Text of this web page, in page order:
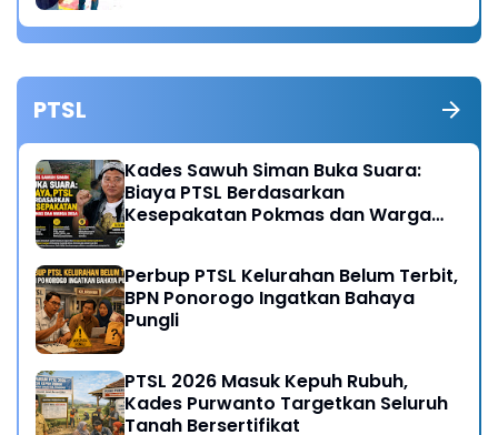
PTSL
Kades Sawuh Siman Buka Suara:
Biaya PTSL Berdasarkan
Kesepakatan Pokmas dan Warga
Perbup PTSL Kelurahan Belum Terbit,
BPN Ponorogo Ingatkan Bahaya
Pungli
PTSL 2026 Masuk Kepuh Rubuh,
Kades Purwanto Targetkan Seluruh
Tanah Bersertifikat